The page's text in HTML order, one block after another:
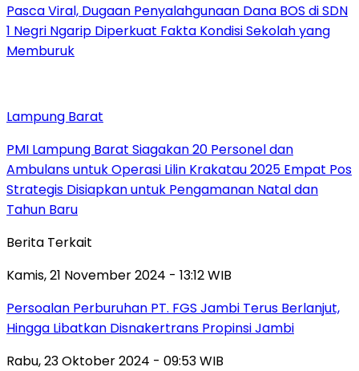
Pasca Viral, Dugaan Penyalahgunaan Dana BOS di SDN
1 Negri Ngarip Diperkuat Fakta Kondisi Sekolah yang
Memburuk
Lampung Barat
PMI Lampung Barat Siagakan 20 Personel dan
Ambulans untuk Operasi Lilin Krakatau 2025 Empat Pos
Strategis Disiapkan untuk Pengamanan Natal dan
Tahun Baru
Berita Terkait
Kamis, 21 November 2024 - 13:12 WIB
Persoalan Perburuhan PT. FGS Jambi Terus Berlanjut,
Hingga Libatkan Disnakertrans Propinsi Jambi
Rabu, 23 Oktober 2024 - 09:53 WIB